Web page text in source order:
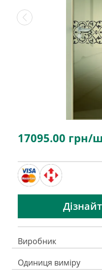
17095.00 грн/
Виробник
Одиниця виміру